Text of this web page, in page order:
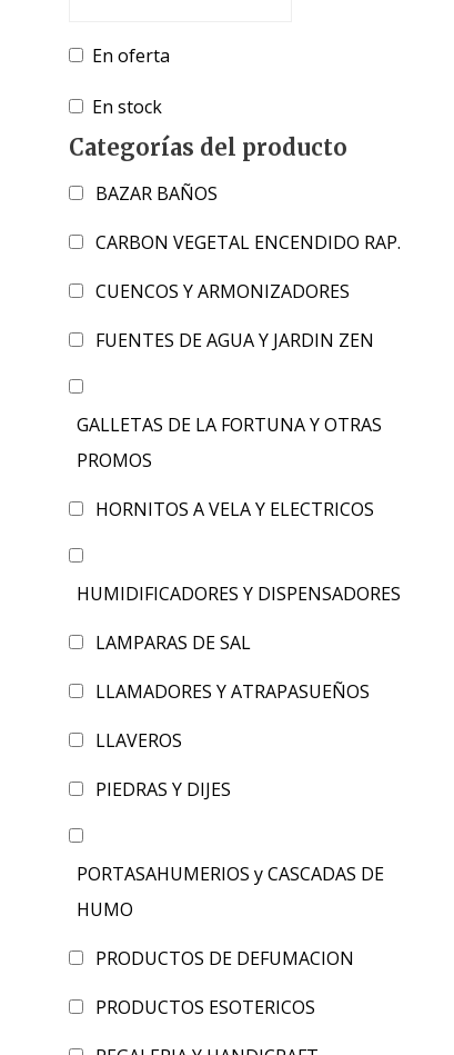
En oferta
En stock
Categorías del producto
BAZAR BAÑOS
CARBON VEGETAL ENCENDIDO RAP.
CUENCOS Y ARMONIZADORES
FUENTES DE AGUA Y JARDIN ZEN
GALLETAS DE LA FORTUNA Y OTRAS
PROMOS
HORNITOS A VELA Y ELECTRICOS
HUMIDIFICADORES Y DISPENSADORES
LAMPARAS DE SAL
LLAMADORES Y ATRAPASUEÑOS
LLAVEROS
PIEDRAS Y DIJES
PORTASAHUMERIOS y CASCADAS DE
HUMO
PRODUCTOS DE DEFUMACION
PRODUCTOS ESOTERICOS